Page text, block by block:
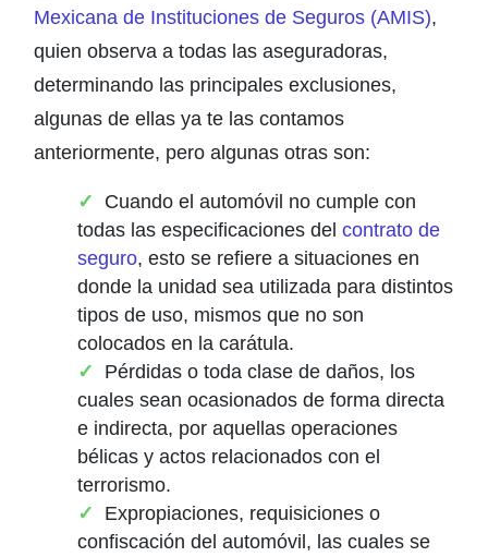
Mexicana de Instituciones de Seguros (AMIS),
quien observa a todas las aseguradoras,
determinando las principales exclusiones,
algunas de ellas ya te las contamos
anteriormente, pero algunas otras son:
Cuando el automóvil no cumple con
todas las especificaciones del contrato de
seguro, esto se refiere a situaciones en
donde la unidad sea utilizada para distintos
tipos de uso, mismos que no son
colocados en la carátula.
Pérdidas o toda clase de daños, los
cuales sean ocasionados de forma directa
e indirecta, por aquellas operaciones
bélicas y actos relacionados con el
terrorismo.
Expropiaciones, requisiciones o
confiscación del automóvil, las cuales se